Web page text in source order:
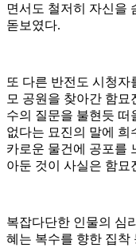
면서도 철저히 자신을
돋보였다.
또 다른 반전도 시청
모 공원을 찾아간 함묘
수의 질문을 불현듯 떠
없다는 묘진의 말에 희
카로운 물건에 공포를
아둔 것이 사실은 함묘
복잡다단한 인물의 심
혜는 복수를 향한 집착